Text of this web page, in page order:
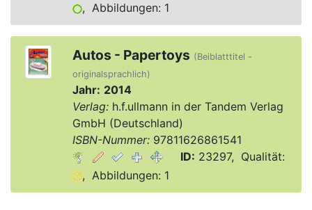
, Abbildungen: 1
Autos - Papertoys (Beiblatttitel -
originalsprachlich)
Jahr: 2014
Verlag:h.f.ullmann in der Tandem Verlag
GmbH (Deutschland)
ISBN-Nummer:97811626861541
ID: 23297, Qualität:
, Abbildungen: 1